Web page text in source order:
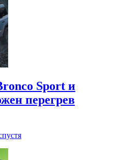
Sport и
перегрев